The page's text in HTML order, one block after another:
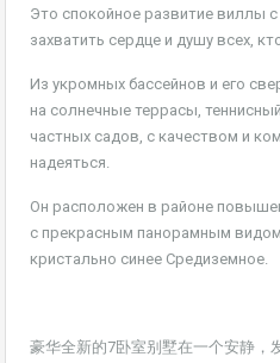
Это спокойное развитие виллы
захватить сердце и душу всех,
Из укромных бассейнов и его
на солнечные террасы,
частных садов, с качеством и
надеяться.
Он расположен в районе
с прекрасным панорамным
кристально синее Средиземное.
豪华全新的7卧室别墅在一个安静，